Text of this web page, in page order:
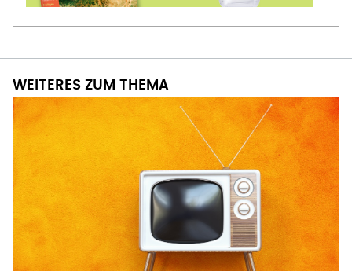
WEITERES ZUM THEMA